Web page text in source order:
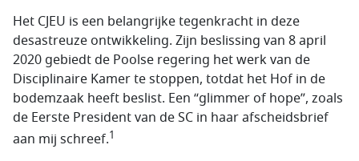
Het CJEU is een belangrijke tegenkracht in deze
desastreuze ontwikkeling. Zijn beslissing van 8 april
2020 gebiedt de Poolse regering het werk van de
Disciplinaire Kamer te stoppen, totdat het Hof in de
bodemzaak heeft beslist. Een “glimmer of hope”, zoals
de Eerste President van de SC in haar afscheidsbrief
aan mij schreef.1